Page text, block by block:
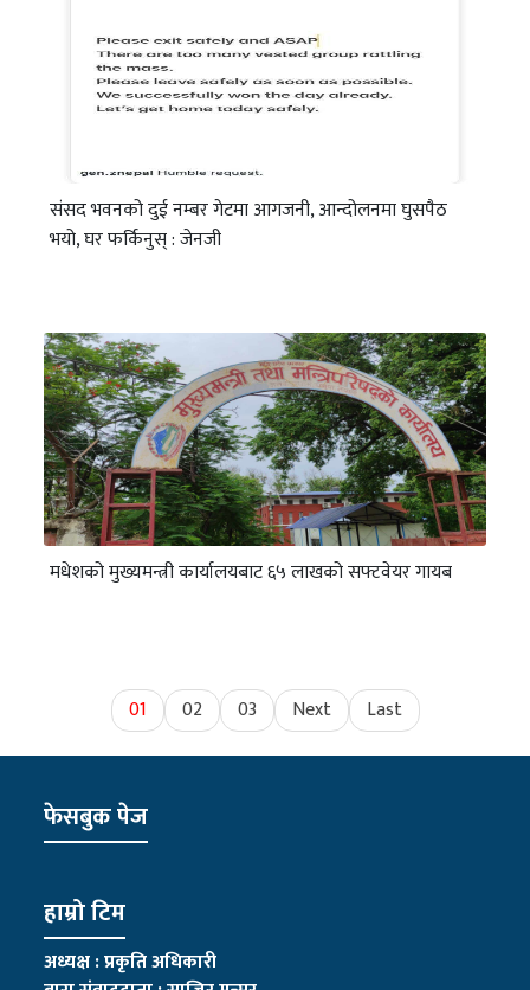
संसद भवनको दुई नम्बर गेटमा आगजनी, आन्दोलनमा घुसपैठ
भयो, घर फर्किनुस् : जेनजी
मधेशको मुख्यमन्त्री कार्यालयबाट ६५ लाखको सफ्टवेयर गायब
01 02 03 Next Last
फेसबुक पेज
हाम्रो टिम
अध्यक्ष : प्रकृति अधिकारी